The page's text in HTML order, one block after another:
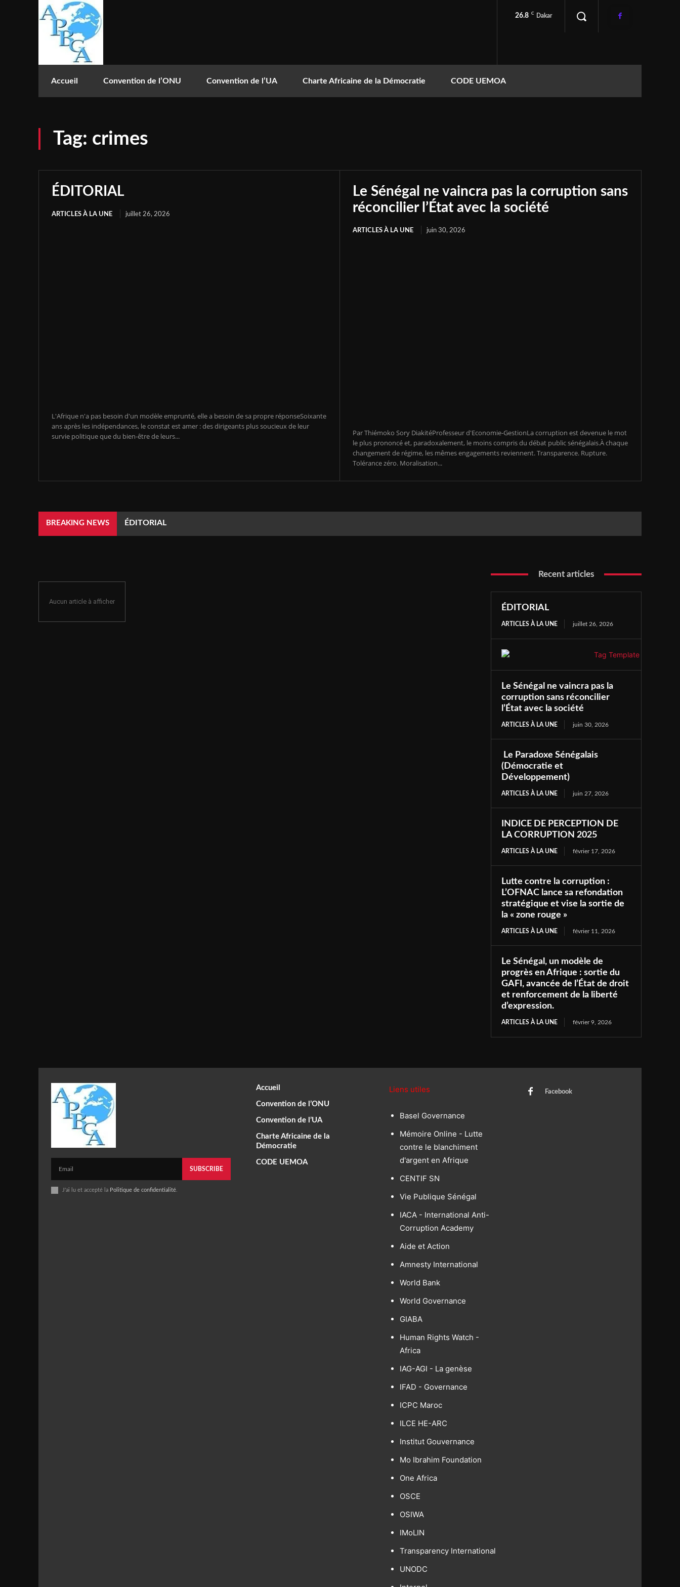
26.8 C Dakar
Accueil Convention de l’ONU Convention de l’UA Charte Africaine de la Démocratie CODE UEMOA
Tag: crimes
ÉDITORIAL
ARTICLES À LA UNE juillet 26, 2026
L'Afrique n'a pas besoin d'un modèle emprunté, elle a besoin de sa propre réponseSoixante
ans après les indépendances, le constat est amer : des dirigeants plus soucieux de leur
survie politique que du bien-être de leurs...
Le Sénégal ne vaincra pas la corruption sans
réconcilier l’État avec la société
ARTICLES À LA UNE juin 30, 2026
Par Thiémoko Sory DiakitéProfesseur d'Economie-GestionLa corruption est devenue le mot
le plus prononcé et, paradoxalement, le moins compris du débat public sénégalais.À chaque
changement de régime, les mêmes engagements reviennent. Transparence. Rupture.
Tolérance zéro. Moralisation...
BREAKING NEWS ÉDITORIAL
Aucun article à afficher
Recent articles
ÉDITORIAL
ARTICLES À LA UNE juillet 26, 2026
Le Sénégal ne vaincra pas la
corruption sans réconcilier
l’État avec la société
ARTICLES À LA UNE juin 30, 2026
Le Paradoxe Sénégalais
(Démocratie et
Développement)
ARTICLES À LA UNE juin 27, 2026
INDICE DE PERCEPTION DE
LA CORRUPTION 2025
ARTICLES À LA UNE février 17, 2026
Lutte contre la corruption :
L’OFNAC lance sa refondation
stratégique et vise la sortie de
la « zone rouge »
ARTICLES À LA UNE février 11, 2026
Le Sénégal, un modèle de
progrès en Afrique : sortie du
GAFI, avancée de l’État de droit
et renforcement de la liberté
d’expression.
ARTICLES À LA UNE février 9, 2026
SUBSCRIBE
J'ai lu et accepté la Politique de confidentialité
Accueil
Convention de l’ONU
Convention de l’UA
Charte Africaine de la
Démocratie
CODE UEMOA
Liens utiles
Basel Governance
Mémoire Online - Lutte
contre le blanchiment
d'argent en Afrique
CENTIF SN
Vie Publique Sénégal
IACA - International Anti-
Corruption Academy
Aide et Action
Amnesty International
World Bank
World Governance
GIABA
Human Rights Watch -
Africa
IAG-AGI - La genèse
IFAD - Governance
ICPC Maroc
ILCE HE-ARC
Institut Gouvernance
Mo Ibrahim Foundation
One Africa
OSCE
OSIWA
IMoLIN
Transparency International
UNODC
Facebook